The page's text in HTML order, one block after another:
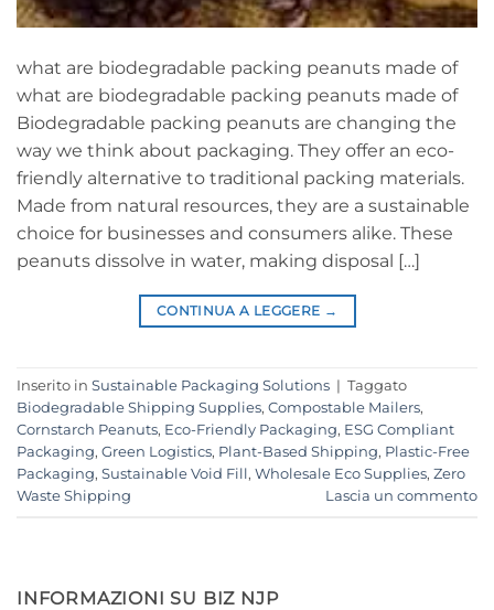
what are biodegradable packing peanuts made of
what are biodegradable packing peanuts made of
Biodegradable packing peanuts are changing the
way we think about packaging. They offer an eco-
friendly alternative to traditional packing materials.
Made from natural resources, they are a sustainable
choice for businesses and consumers alike. These
peanuts dissolve in water, making disposal […]
CONTINUA A LEGGERE →
Inserito in Sustainable Packaging Solutions | Taggato
Biodegradable Shipping Supplies, Compostable Mailers,
Cornstarch Peanuts, Eco-Friendly Packaging, ESG Compliant
Packaging, Green Logistics, Plant-Based Shipping, Plastic-Free
Packaging, Sustainable Void Fill , Wholesale Eco Supplies, Zero
Waste Shipping
Lascia un commento
INFORMAZIONI SU BIZ NJP